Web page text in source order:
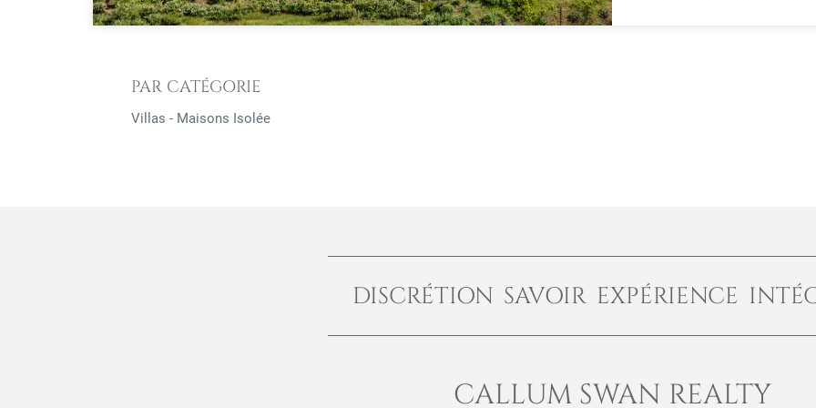
PAR CATÉGORIE
Villas - Maisons Isolée
DISCRÉTION SAVOIR EXPÉRIENCE
CALLUM SWAN REALTY